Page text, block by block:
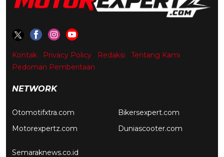
Kontak Privacy Policy Redaksi
Tentang Kami
Pedoman Pemberitaan
NETWORK
Otomotifxtra.com
Motorexpertz.com
Bikersexpert.com
Duniascooter.com
Semaraknews.co.id